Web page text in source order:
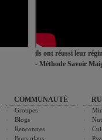
ils ont réussi leur
- Méthode Savoir
COMMUNAUTÉ
Groupes
Blogs
Rencontres
Bons plans